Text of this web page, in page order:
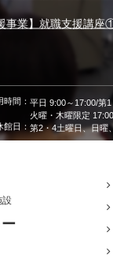
事業】就職支援講
時間： 平日 9:00～17:00/第
火曜・木曜限定
館日： 第2・4土曜日、日曜